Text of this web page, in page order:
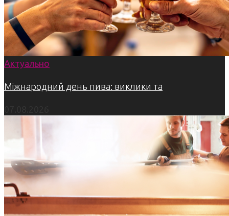
Актуально
Міжнародний день пива: виклики та